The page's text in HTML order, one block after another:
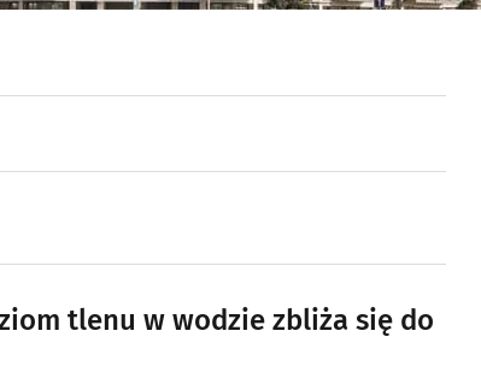
tlenu w wodzie zbliża się do